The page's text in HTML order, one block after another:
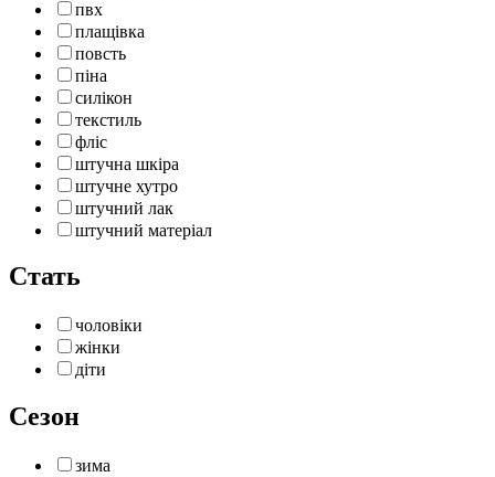
пвх
плащівка
повсть
піна
силікон
текстиль
фліс
штучна шкіра
штучне хутро
штучний лак
штучний матеріал
Стать
чоловіки
жінки
діти
Сезон
зима